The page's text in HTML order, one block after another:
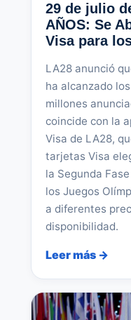
29 de julio
AÑOS: Se
Visa para
LA28 anunció
ha alcanzado
millones
coincide con la
Visa de LA28,
tarjetas Visa
la Segunda
los Juegos
a diferentes
disponibilidad.
Leer más →